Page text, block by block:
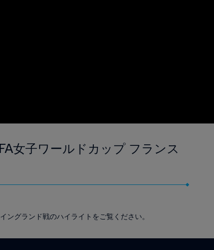
女子ワールドカップ フランス
グランド戦のハイライトをご覧ください。